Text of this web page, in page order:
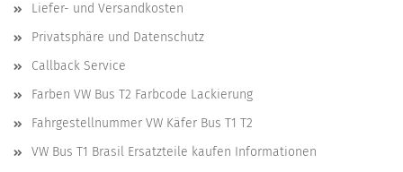
Liefer- und Versandkosten
Privatsphäre und Datenschutz
Callback Service
Farben VW Bus T2 Farbcode Lackierung
Fahrgestellnummer VW Käfer Bus T1 T2
VW Bus T1 Brasil Ersatzteile kaufen Informationen